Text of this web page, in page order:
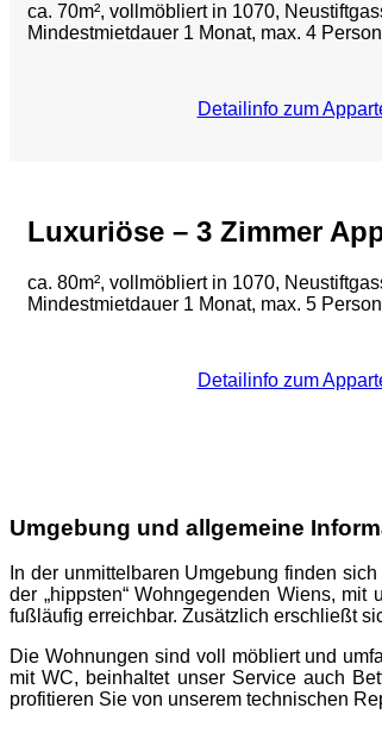
ca. 70m², vollmöbliert in 1070,
Mindestmietdauer 1 Monat, max. 4
Detailinfo zum
Luxuriöse – 3 Zimmer
ca. 80m², vollmöbliert in 1070,
Mindestmietdauer 1 Monat, max. 5
Detailinfo zum
Umgebung und allgemeine
In der unmittelbaren Umgebung finden
der „hippsten“ Wohngegenden Wiens,
fußläufig erreichbar. Zusätzlich erschließt
Die Wohnungen sind voll möbliert und
mit WC, beinhaltet unser Service auch
profitieren Sie von unserem technischen